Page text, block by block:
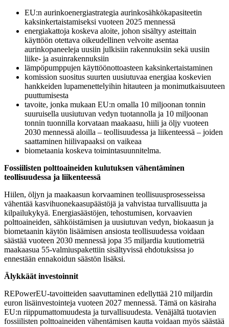
EU:n aurinkoenergiastrategia aurinkosähkökapasiteetin
kaksinkertaistamiseksi vuoteen 2025 mennessä
energiakattoja koskeva aloite, johon sisältyy asteittain
käyttöön otettava oikeudellinen velvoite asentaa
aurinkopaneeleja uusiin julkisiin rakennuksiin sekä uusiin
liike- ja asuinrakennuksiin
lämpöpumppujen käyttöönottoasteen kaksinkertaistaminen
komission suositus suurten uusiutuvaa energiaa koskevien
hankkeiden lupamenettelyihin hitauteen ja monimutkaisuuteen
puuttumisesta
tavoite, jonka mukaan EU:n omalla 10 miljoonan tonnin
suuruisella uusiutuvan vedyn tuotannolla ja 10 miljoonan
tonnin tuonnilla korvataan maakaasu, hiili ja öljy vuoteen
2030 mennessä aloilla – teollisuudessa ja liikenteessä – joiden
saattaminen hiilivapaaksi on vaikeaa
biometaania koskeva toimintasuunnitelma.
Fossiilisten polttoaineiden kulutuksen vähentäminen
teollisuudessa ja liikenteessä
Hiilen, öljyn ja maakaasun korvaaminen teollisuusprosesseissa
vähentää kasvihuonekaasupäästöjä ja vahvistaa turvallisuutta ja
kilpailukykyä. Energiasäästöjen, tehostumisen, korvaavien
polttoaineiden, sähköistämisen ja uusiutuvan vedyn, biokaasun ja
biometaanin käytön lisäämisen ansiosta teollisuudessa voidaan
säästää vuoteen 2030 mennessä jopa 35 miljardia kuutiometriä
maakaasua 55-valmiuspakettiin sisältyvissä ehdotuksissa jo
ennestään ennakoidun säästön lisäksi.
Älykkäät investoinnit
REPowerEU-tavoitteiden saavuttaminen edellyttää 210 miljardin
euron lisäinvestointeja vuoteen 2027 mennessä. Tämä on käsiraha
EU:n riippumattomuudesta ja turvallisuudesta. Venäjältä tuotavien
fossiilisten polttoaineiden vähentämisen kautta voidaan myös säästää